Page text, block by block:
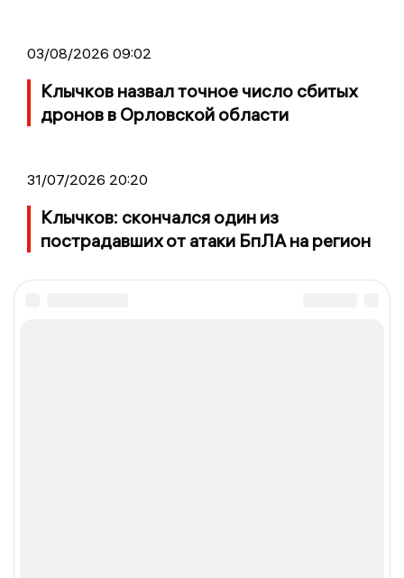
03/08/2026 09:02
Клычков назвал точное число сбитых
дронов в Орловской области
31/07/2026 20:20
Клычков: скончался один из
пострадавших от атаки БпЛА на регион